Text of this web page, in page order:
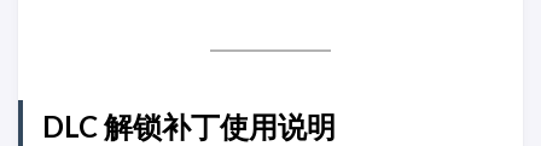
DLC 解锁补丁使用说明